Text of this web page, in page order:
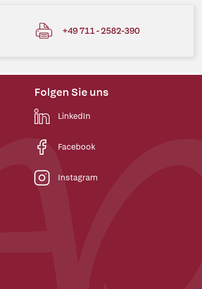
+49 711 - 2582-390
Folgen Sie uns
LinkedIn
Facebook
Instagram